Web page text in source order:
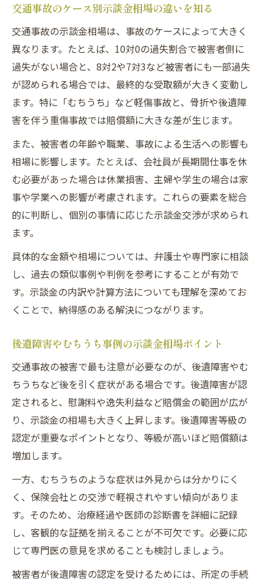
交通事故のケース別示談金相場の違いを知る
交通事故の示談金相場は、事故のケースによって大きく
異なります。たとえば、10対0の過失割合で被害者側に
過失がない場合と、8対2や7対3など被害者にも一部過失
が認められる場合では、最終的な受取額が大きく変動し
ます。特に「むちうち」など軽傷事故と、骨折や後遺障
害を伴う重傷事故では賠償額に大きな差が生じます。
また、被害者の年齢や職業、事故による生活への影響も
相場に影響します。たとえば、会社員が長期間仕事を休
む必要があった場合は休業損害、主婦や学生の場合は家
事や学業への影響が考慮されます。これらの要素を総合
的に判断し、個別の事情に応じた示談金交渉が求められ
ます。
具体的な金額や相場については、弁護士や専門家に相談
し、過去の類似事例や判例を参考にすることが有効で
す。示談金の内訳や計算方法についても理解を深めてお
くことで、納得感のある解決につながります。
後遺障害やむちうち事例の示談金相場ポイント
交通事故の被害で最も注意が必要なのが、後遺障害やむ
ちうちなど後を引く症状がある場合です。後遺障害が認
定されると、慰謝料や逸失利益など賠償金の範囲が広が
り、示談金の相場も大きく上昇します。後遺障害等級の
認定が重要なポイントとなり、等級が高いほど賠償額は
増加します。
一方、むちうちのような症状は外見からは分かりにく
く、保険会社との交渉で軽視されやすい傾向がありま
す。そのため、治療経過や医師の診断書を詳細に記録
し、客観的な証拠を揃えることが不可欠です。必要に応
じて専門医の意見を求めることも検討しましょう。
被害者が後遺障害の認定を受けるためには、所定の手続